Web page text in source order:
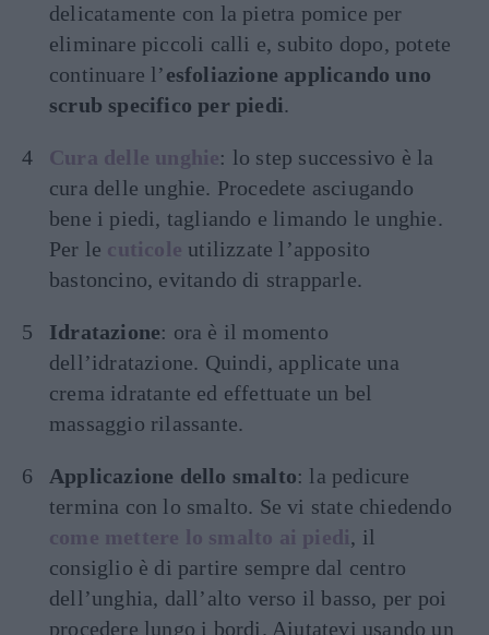
delicatamente con la pietra pomice per
eliminare piccoli calli e, subito dopo, potete
continuare l’esfoliazione applicando uno
scrub specifico per piedi.
Cura delle unghie: lo step successivo è la
cura delle unghie. Procedete asciugando
bene i piedi, tagliando e limando le unghie.
Per le cuticole utilizzate l’apposito
bastoncino, evitando di strapparle.
Idratazione: ora è il momento
dell’idratazione. Quindi, applicate una
crema idratante ed effettuate un bel
massaggio rilassante.
Applicazione dello smalto: la pedicure
termina con lo smalto. Se vi state chiedendo
come mettere lo smalto ai piedi, il
consiglio è di partire sempre dal centro
dell’unghia, dall’alto verso il basso, per poi
procedere lungo i bordi. Aiutatevi usando un